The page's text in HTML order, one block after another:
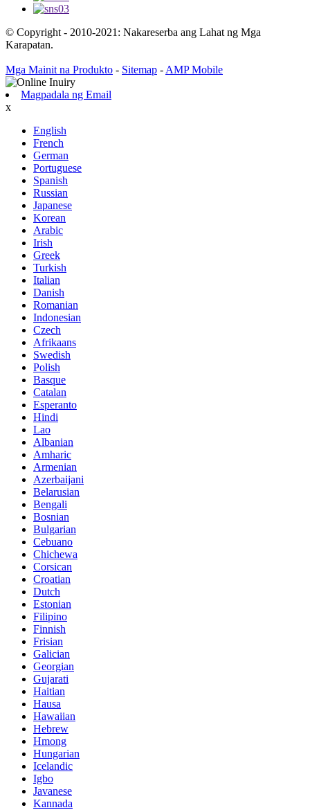
© Copyright - 2010-2021: Nakareserba ang Lahat ng Mga
Karapatan.
Mga Mainit na Produkto - Sitemap - AMP Mobile
Magpadala ng Email
x
English
French
German
Portuguese
Spanish
Russian
Japanese
Korean
Arabic
Irish
Greek
Turkish
Italian
Danish
Romanian
Indonesian
Czech
Afrikaans
Swedish
Polish
Basque
Catalan
Esperanto
Hindi
Lao
Albanian
Amharic
Armenian
Azerbaijani
Belarusian
Bengali
Bosnian
Bulgarian
Cebuano
Chichewa
Corsican
Croatian
Dutch
Estonian
Filipino
Finnish
Frisian
Galician
Georgian
Gujarati
Haitian
Hausa
Hawaiian
Hebrew
Hmong
Hungarian
Icelandic
Igbo
Javanese
Kannada